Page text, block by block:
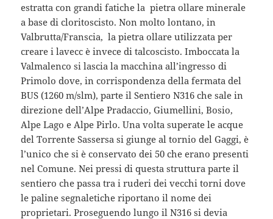
estratta con grandi fatiche la pietra ollare minerale
a base di cloritoscisto. Non molto lontano, in
Valbrutta/Franscia, la pietra ollare utilizzata per
creare i lavecc è invece di talcoscisto. Imboccata la
Valmalenco si lascia la macchina all’ingresso di
Primolo dove, in corrispondenza della fermata del
BUS (1260 m/slm), parte il Sentiero N316 che sale in
direzione dell’Alpe Pradaccio, Giumellini, Bosio,
Alpe Lago e Alpe Pirlo. Una volta superate le acque
del Torrente Sassersa si giunge al tornio del Gaggi, è
l’unico che si è conservato dei 50 che erano presenti
nel Comune. Nei pressi di questa struttura parte il
sentiero che passa tra i ruderi dei vecchi torni dove
le paline segnaletiche riportano il nome dei
proprietari. Proseguendo lungo il N316 si devia